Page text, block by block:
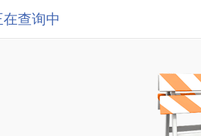
在查询中